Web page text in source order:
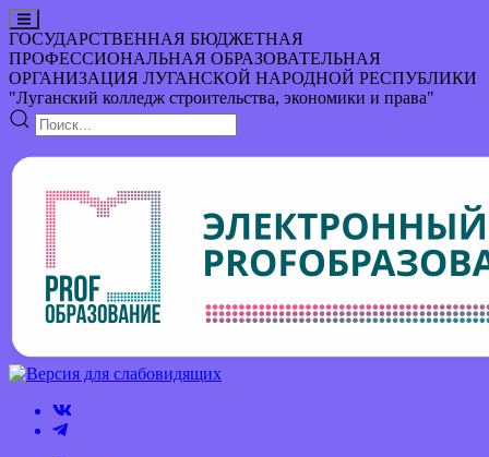
ГОСУДАРСТВЕННАЯ БЮДЖЕТНАЯ
ПРОФЕССИОНАЛЬНАЯ ОБРАЗОВАТЕЛЬНАЯ
ОРГАНИЗАЦИЯ ЛУГАНСКОЙ НАРОДНОЙ РЕСПУБЛИКИ
"Луганский колледж строительства, экономики и права"